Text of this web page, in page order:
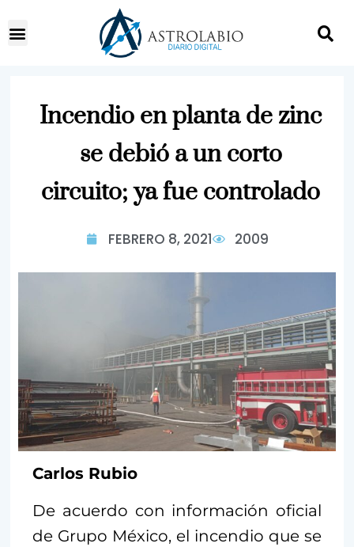
Incendio en planta de zinc
se debió a un corto
circuito; ya fue controlado
FEBRERO 8, 2021 2009
Carlos Rubio
De acuerdo con información oficial
de Grupo México, el incendio que se